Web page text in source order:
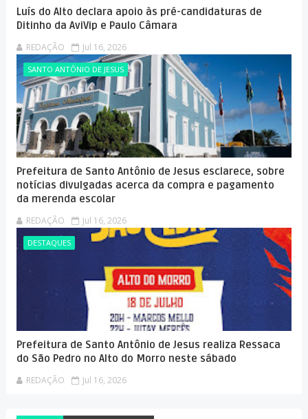
Luís do Alto declara apoio às pré-candidaturas de
Ditinho da AviVip e Paulo Câmara
REDAÇÃO Jul 16, 2026
SANTO ANTÔNIO DE JESUS
Prefeitura de Santo Antônio de Jesus esclarece, sobre
notícias divulgadas acerca da compra e pagamento
da merenda escolar
REDAÇÃO Jul 16, 2026
DESTAQUES
Prefeitura de Santo Antônio de Jesus realiza Ressaca
do São Pedro no Alto do Morro neste sábado
REDAÇÃO Jul 16, 2026